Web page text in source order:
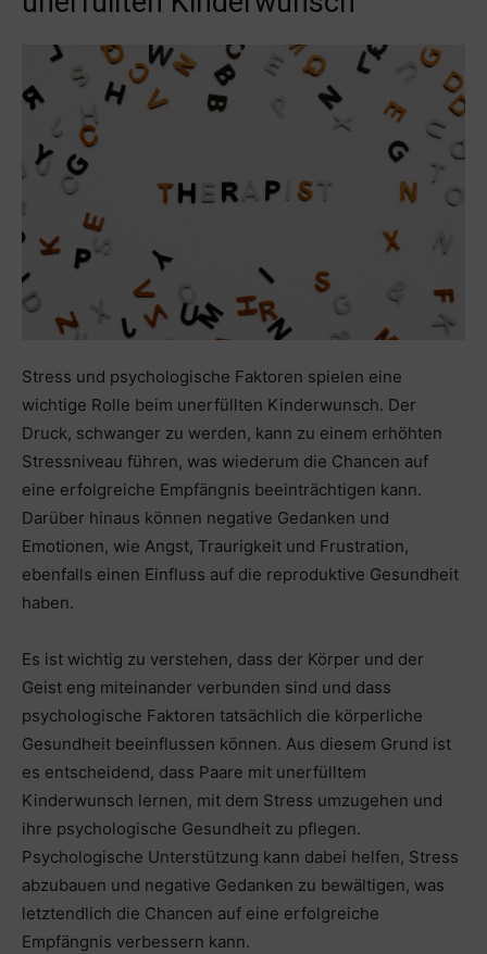
Stress und psychologische Faktoren spielen eine
wichtige Rolle beim unerfüllten Kinderwunsch. Der
Druck, schwanger zu werden, kann zu einem erhöhten
Stressniveau führen, was wiederum die Chancen auf
eine erfolgreiche Empfängnis beeinträchtigen kann.
Darüber hinaus können negative Gedanken und
Emotionen, wie Angst, Traurigkeit und Frustration,
ebenfalls einen Einfluss auf die reproduktive Gesundheit
haben.
Es ist wichtig zu verstehen, dass der Körper und der
Geist eng miteinander verbunden sind und dass
psychologische Faktoren tatsächlich die körperliche
Gesundheit beeinflussen können. Aus diesem Grund ist
es entscheidend, dass Paare mit unerfülltem
Kinderwunsch lernen, mit dem Stress umzugehen und
ihre psychologische Gesundheit zu pflegen.
Psychologische Unterstützung kann dabei helfen, Stress
abzubauen und negative Gedanken zu bewältigen, was
letztendlich die Chancen auf eine erfolgreiche
Empfängnis verbessern kann.